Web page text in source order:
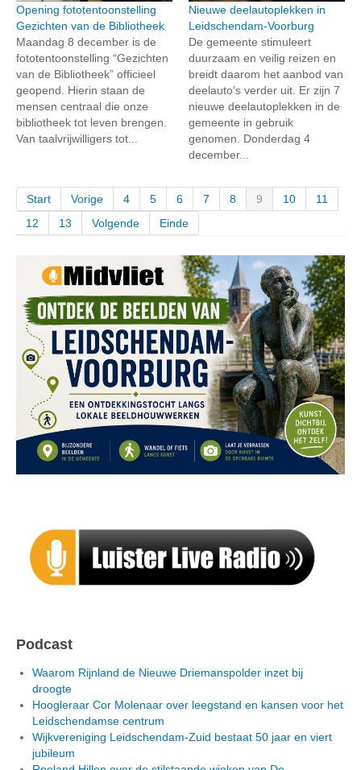
Opening fototentoonstelling
Gezichten van de Bibliotheek
Maandag 8 december is de
fototentoonstelling “Gezichten
van de Bibliotheek” officieel
geopend. Hierin staan de
mensen centraal die onze
bibliotheek tot leven brengen.
Van taalvrijwilligers tot...
Nieuwe deelautoplekken in
Leidschendam-Voorburg
De gemeente stimuleert
duurzaam en veilig reizen en
breidt daarom het aanbod van
deelauto’s verder uit. Er zijn 7
nieuwe deelautoplekken in de
gemeente in gebruik
genomen. Donderdag 4
december...
Start Vorige 4 5 6 7 8 9 10
11
12
13 Volgende Einde
Podcast
Waarom Rijnland de Nieuwe Driemanspolder inzet bij
droogte
Hoogleraar Cor Molenaar over leegstand en kansen voor het
Leidschendamse centrum
Wijkvereniging Leidschendam-Zuid bestaat 50 jaar en viert
jubileum